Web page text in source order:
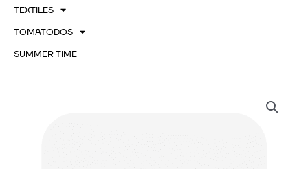
TEXTILES
TOMATODOS
SUMMER TIME